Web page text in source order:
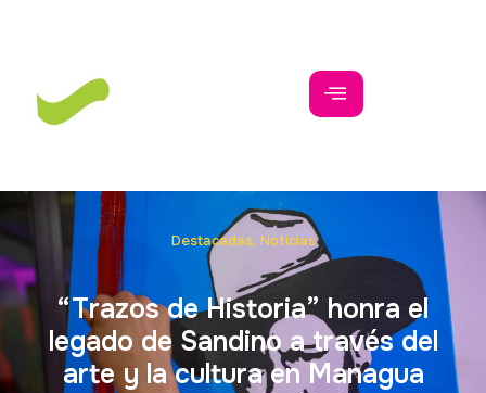
Destacadas, Noticias
“Trazos de Historia” honra el
legado de Sandino a través del
arte y la cultura en Managua